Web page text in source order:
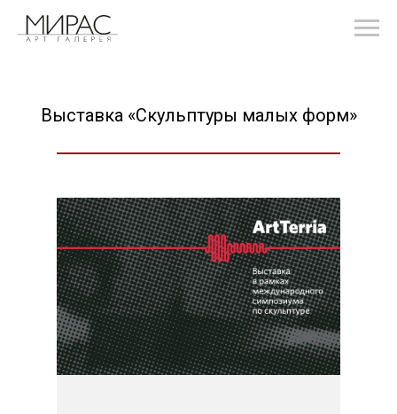
Выставка «Скульптуры малых форм»